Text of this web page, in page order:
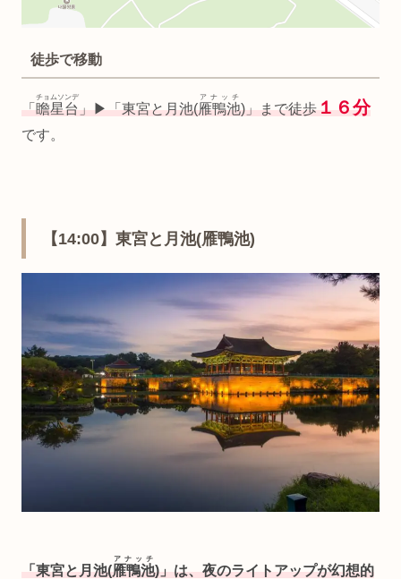
徒歩で移動
「瞻星台
チョムソンデ
」▶︎「東宮と月池(雁鴨池
アナッチ
)」まで徒歩１６分
です。
【14:00】東宮と月池(雁鴨池)
「東宮と月池(雁鴨池
アナッチ
)」は、夜のライトアップが幻想的